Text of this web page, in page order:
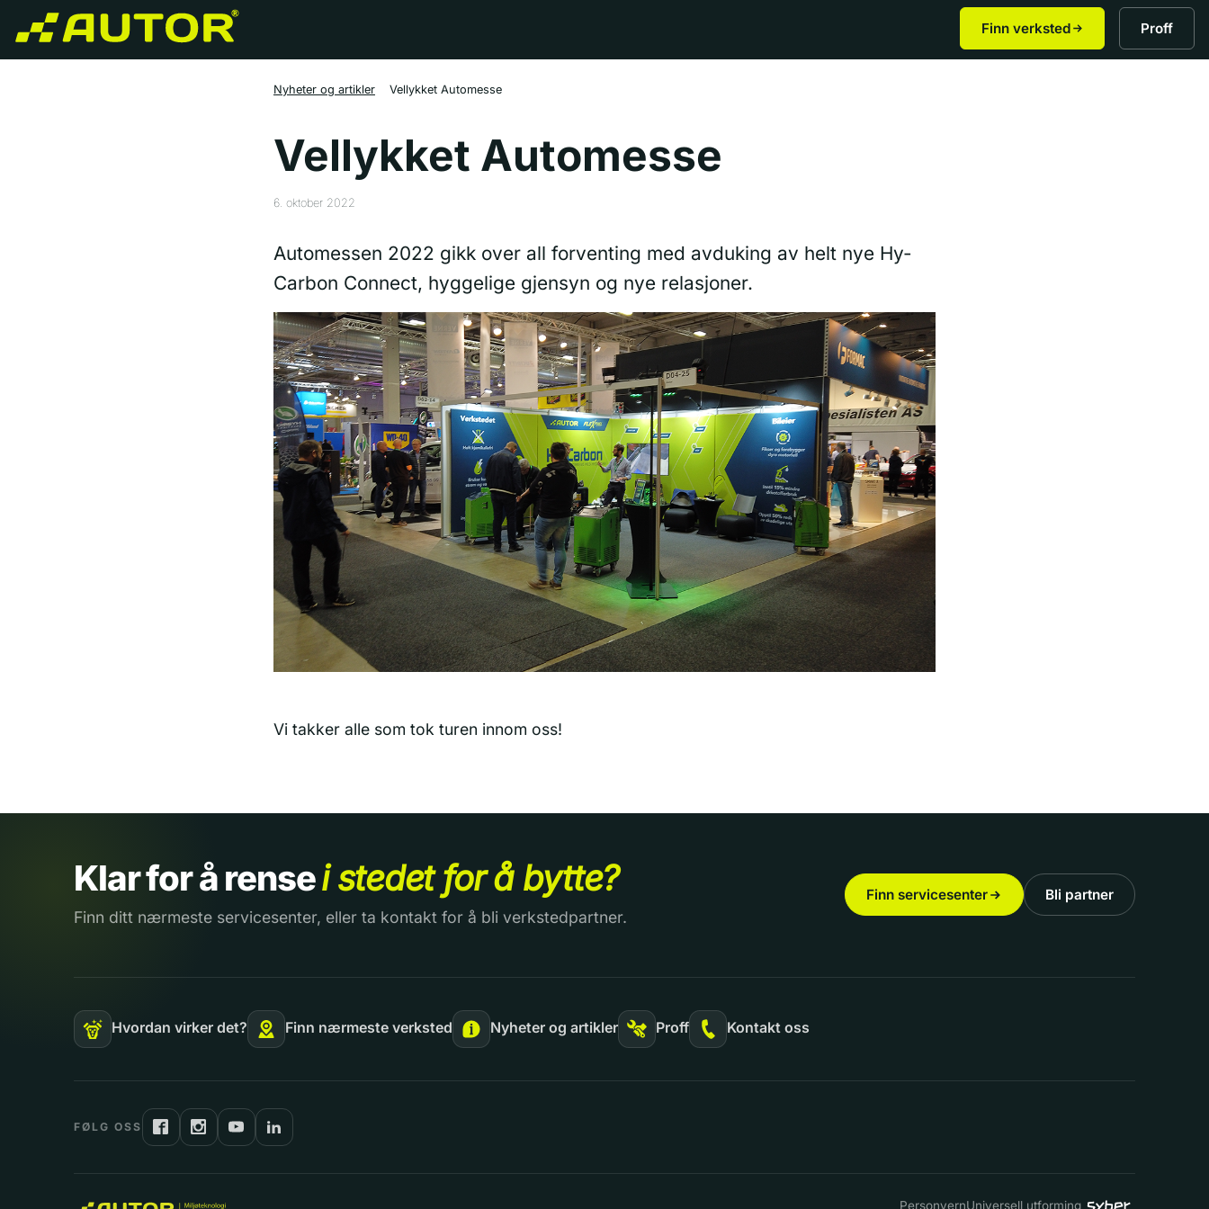
Finn verksted Proff
Nyheter og artikler Vellykket Automesse
Vellykket Automesse
6. oktober 2022
Automessen 2022 gikk over all forventing med avduking av helt nye Hy-
Carbon Connect, hyggelige gjensyn og nye relasjoner.
Vi takker alle som tok turen innom oss!
Klar for å rensei stedet for å bytte?
Finn ditt nærmeste servicesenter, eller ta kontakt for å bli verkstedpartner.
Finn servicesenter Bli partner
Hvordan virker det? Finn nærmeste verksted Nyheter og artikler Proff Kontakt oss
FØLG OSS
PersonvernUniversell utforming